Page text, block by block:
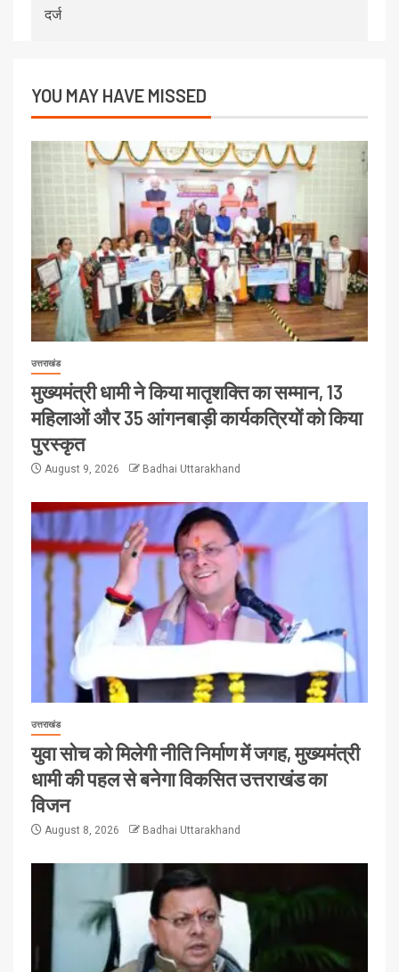
दर्ज
YOU MAY HAVE MISSED
उत्तराखंड
मुख्यमंत्री धामी ने किया मातृशक्ति का सम्मान, 13
महिलाओं और 35 आंगनबाड़ी कार्यकत्रियों को किया
पुरस्कृत
August 9, 2026 Badhai Uttarakhand
उत्तराखंड
युवा सोच को मिलेगी नीति निर्माण में जगह, मुख्यमंत्री
धामी की पहल से बनेगा विकसित उत्तराखंड का
विजन
August 8, 2026 Badhai Uttarakhand